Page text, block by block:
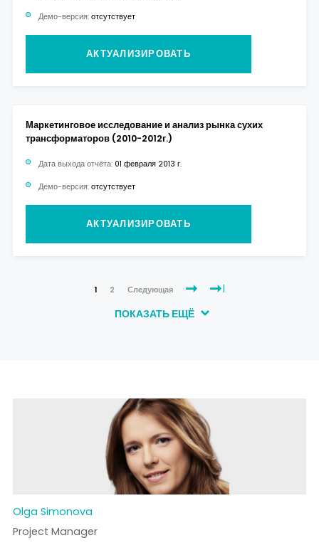
Демо-версия: отсутствует
АКТУАЛИЗИРОВАТЬ
Маркетинговое исследование и анализ рынка сухих
трансформаторов (2010-2012г.)
Дата выхода отчёта: 01 февраля 2013 г.
Демо-версия: отсутствует
АКТУАЛИЗИРОВАТЬ
1 2 Следующая
ПОКАЗАТЬ ЕЩЁ
Olga Simonova
Project Manager